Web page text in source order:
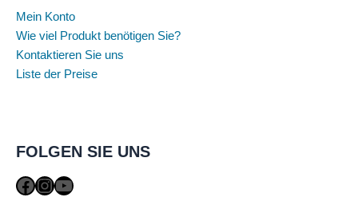
Mein Konto
Wie viel Produkt benötigen Sie?
Kontaktieren Sie uns
Liste der Preise
FOLGEN SIE UNS
Facebook
Instagram
YouTube